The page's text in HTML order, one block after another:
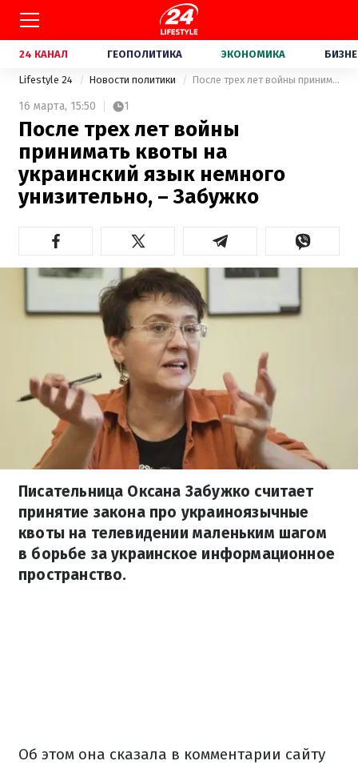
24 КАНАЛ ГЕОПОЛИТИКА ЭКОНОМИКА
Lifestyle 24 Новости политики После трех лет войны принимать квоты на украинский язык немного унизительно, – Забужко
16 марта, 15:50 1
После трех лет войны
принимать квоты на
украинский язык немного
унизительно, – Забужко
Писательница Оксана Забужко считает
принятие закона про украиноязычные
квоты на телевидении маленьким шагом
в борьбе за украинское информационное
пространство.
Об этом она сказала в комментарии сайту